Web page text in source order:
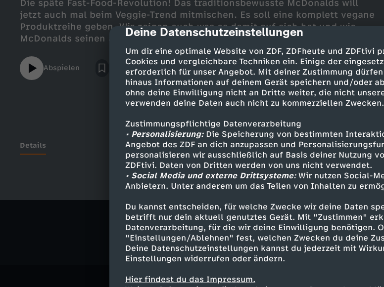
cmp-dialog-description
Deine Datenschutzeinstellungen
Um dir eine optimale Website von ZDF, ZDFheute und ZDFtivi
Cookies und vergleichbare Techniken ein. Einige der
erforderlich für unser Angebot. Mit deiner Zustimmung
hinaus Informationen auf deinem Gerät speichern und/oder
ohne deine Einwilligung nicht an Dritte weiter, die nicht
verwenden deine Daten auch nicht zu kommerziellen Zwecken.
Zustimmungspflichtige Datenverarbeitung
• Personalisierung:Die Speicherung von bestimmten
Angebot des ZDF an dich anzupassen und
personalisieren wir ausschließlich auf Basis deiner Nutzung
ZDFtivi. Daten von Dritten werden von uns nicht verwendet.
• Social Media und externe Drittsysteme:Wir nutzen Social-
Anbietern. Unter anderem um das Teilen von Inhalten zu
Du kannst entscheiden, für welche Zwecke wir deine Daten
betrifft nur dein aktuell genutztes Gerät. Mit "Zustimmen"
Datenverarbeitung, für die wir deine Einwilligung benötigen.
"Einstellungen/Ablehnen" fest, welchen Zwecken du deine
Deine Datenschutzeinstellungen kannst du jederzeit mit
Einstellungen widerrufen oder ändern.
Hier findest du das Impressum.
Die späte Fast-Food-Revolution! Das traditionsbewusste McDonalds will
jetzt auch mal beim Veggie-Trend mitmischen. Es soll eine komplett vegane
Produktreihe geben. Wir zeigen euch was es damit auf sich hat und wie
McDonalds seinen angeblichen Partner Beyond Meat links liegen lässt.
Abspielen
Details
Ähnliche Inhalte entdecken
Satire Kommentar lustig Untertitel